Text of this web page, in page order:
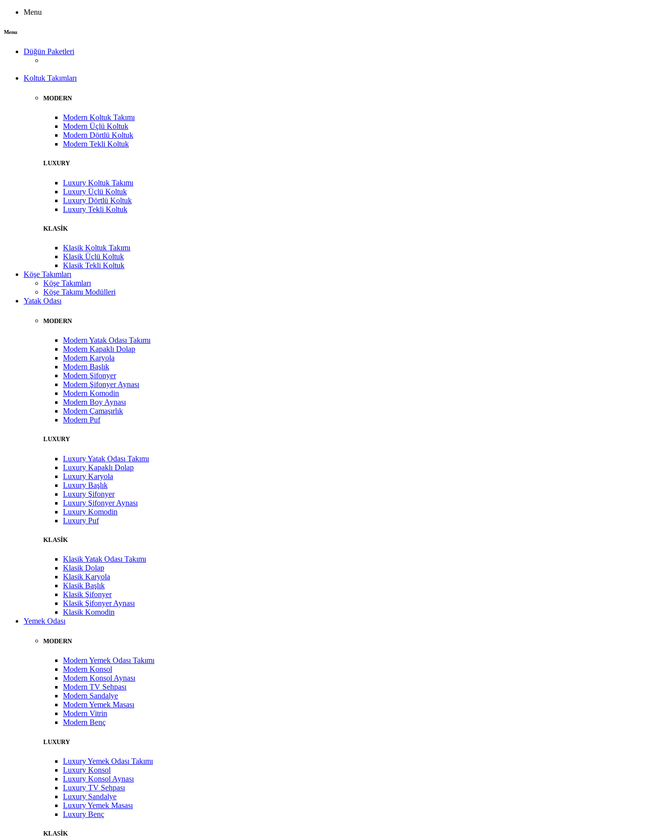
Menu
Menu
Düğün Paketleri
Koltuk Takımları
MODERN
Modern Koltuk Takımı
Modern Üçlü Koltuk
Modern Dörtlü Koltuk
Modern Tekli Koltuk
LUXURY
Luxury Koltuk Takımı
Luxury Üçlü Koltuk
Luxury Dörtlü Koltuk
Luxury Tekli Koltuk
KLASİK
Klasik Koltuk Takımı
Klasik Üçlü Koltuk
Klasik Tekli Koltuk
Köşe Takımları
Köşe Takımları
Köşe Takımı Modülleri
Yatak Odası
MODERN
Modern Yatak Odası Takımı
Modern Kapaklı Dolap
Modern Karyola
Modern Başlık
Modern Şifonyer
Modern Şifonyer Aynası
Modern Komodin
Modern Boy Aynası
Modern Çamaşırlık
Modern Puf
LUXURY
Luxury Yatak Odası Takımı
Luxury Kapaklı Dolap
Luxury Karyola
Luxury Başlık
Luxury Şifonyer
Luxury Şifonyer Aynası
Luxury Komodin
Luxury Puf
KLASİK
Klasik Yatak Odası Takımı
Klasik Dolap
Klasik Karyola
Klasik Başlık
Klasik Şifonyer
Klasik Şifonyer Aynası
Klasik Komodin
Yemek Odası
MODERN
Modern Yemek Odası Takımı
Modern Konsol
Modern Konsol Aynası
Modern TV Sehpası
Modern Sandalye
Modern Yemek Masası
Modern Vitrin
Modern Benç
LUXURY
Luxury Yemek Odası Takımı
Luxury Konsol
Luxury Konsol Aynası
Luxury TV Sehpası
Luxury Sandalye
Luxury Yemek Masası
Luxury Benç
KLASİK